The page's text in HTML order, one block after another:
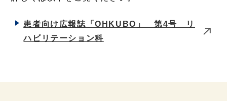
患者向け広報誌「OHKUBO」 第4号 リ
ハビリテーション科